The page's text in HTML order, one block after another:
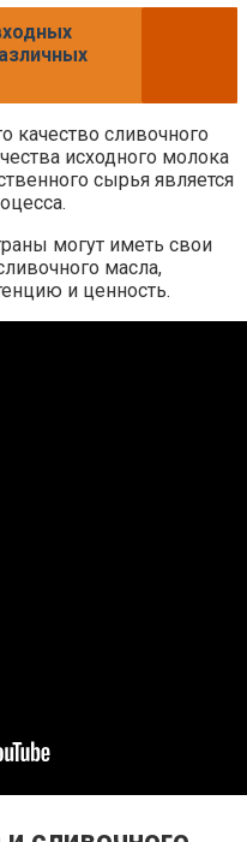
качество сливочного
исходного молока
сырья является
могут иметь свои
масла,
и ценность.